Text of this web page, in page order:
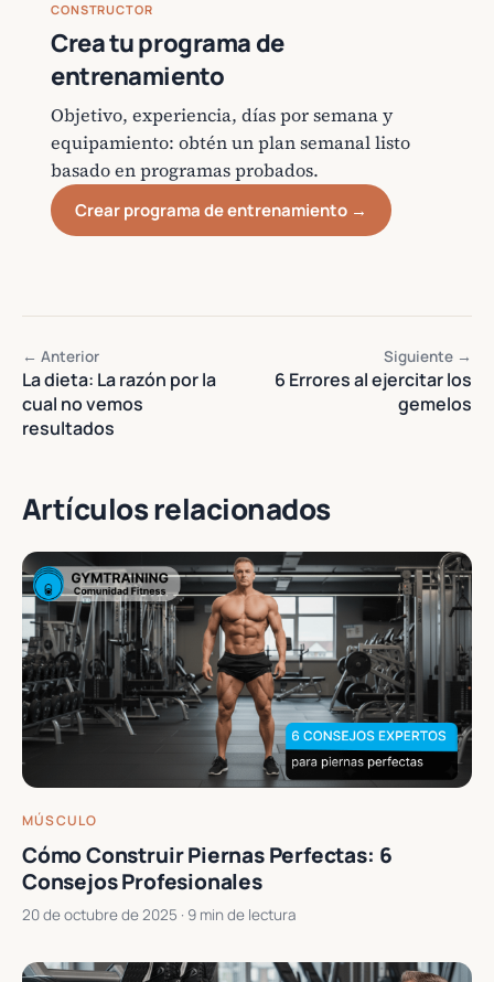
CONSTRUCTOR
Crea tu programa de
entrenamiento
Objetivo, experiencia, días por semana y
equipamiento: obtén un plan semanal listo
basado en programas probados.
Crear programa de entrenamiento →
← Anterior
La dieta: La razón por la
cual no vemos
resultados
Siguiente →
6 Errores al ejercitar los
gemelos
Artículos relacionados
MÚSCULO
Cómo Construir Piernas Perfectas: 6
Consejos Profesionales
20 de octubre de 2025 · 9 min de lectura